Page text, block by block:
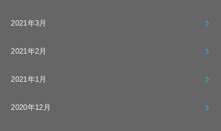
2021年3月
2021年2月
2021年1月
2020年12月